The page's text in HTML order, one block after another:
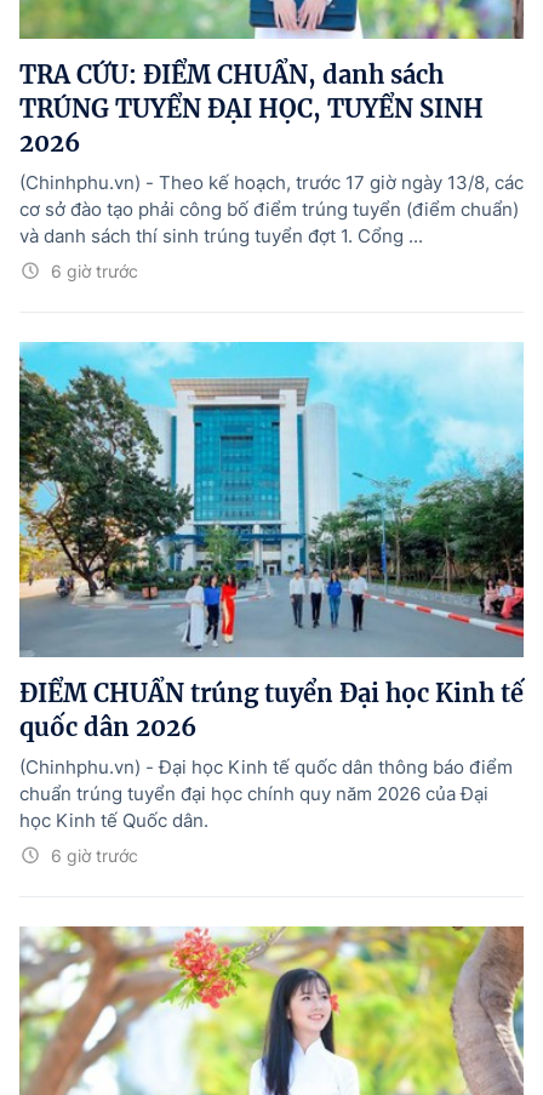
TRA CỨU: ĐIỂM CHUẨN, danh sách
TRÚNG TUYỂN ĐẠI HỌC, TUYỂN SINH
2026
6 giờ trước
(Chinhphu.vn) - Theo kế hoạch, trước 17 giờ ngày 13/8, các
cơ sở đào tạo phải công bố điểm trúng tuyển (điểm chuẩn)
và danh sách thí sinh trúng tuyển đợt 1. Cổng ...
ĐIỂM CHUẨN trúng tuyển Đại học Kinh tế
quốc dân 2026
6 giờ trước
(Chinhphu.vn) - Đại học Kinh tế quốc dân thông báo điểm
chuẩn trúng tuyển đại học chính quy năm 2026 của Đại
học Kinh tế Quốc dân.